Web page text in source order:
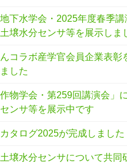
地下水学会・2025年度春季
壌水分センサ等を展示しま
コラボ産学官会員企業表彰
した
作物学会・第259回講演会」
ンサ等を展示中です
タログ2025が完成しました
壌水分センサについて共同